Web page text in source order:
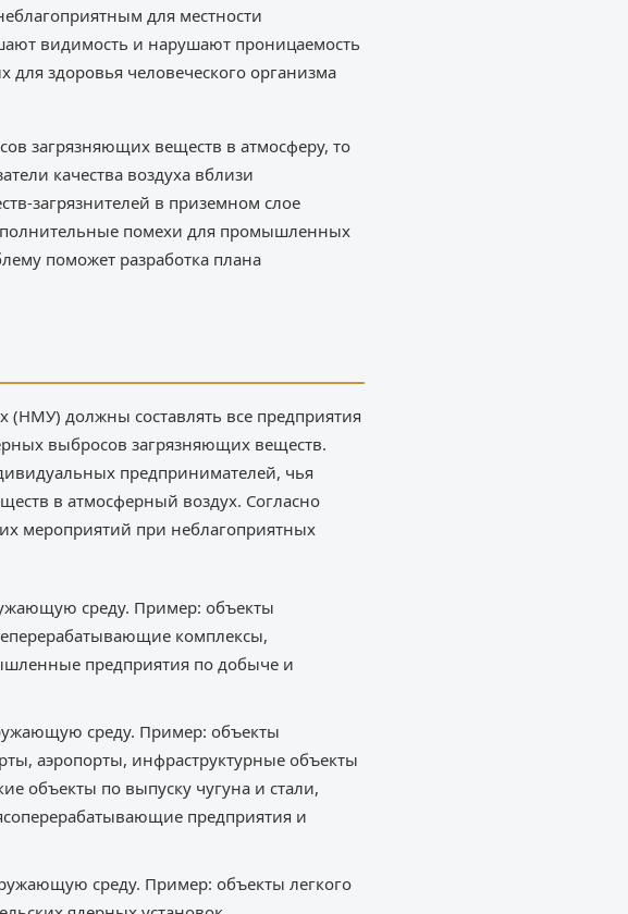
для местности
видимость и нарушают проницаемость
здоровья человеческого организма
загрязняющих веществ в атмосферу, то
качества воздуха вблизи
загрязнителей в приземном слое
помехи для промышленных
поможет разработка плана
(НМУ) должны составлять все предприятия
выбросов загрязняющих веществ.
предпринимателей, чья
в атмосферный воздух. Согласно
мероприятий при неблагоприятных
среду. Пример: объекты
комплексы,
предприятия по добыче и
среду. Пример: объекты
аэропорты, инфраструктурные объекты
объекты по выпуску чугуна и стали,
предприятия и
среду. Пример: объекты легкого